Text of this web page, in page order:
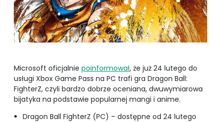
Microsoft oficjalnie poinformował, że już 24 lutego do
usługi Xbox Game Pass na PC trafi gra Dragon Ball:
FighterZ, czyli bardzo dobrze oceniana, dwuwymiarowa
bijatyka na podstawie popularnej mangi i anime.
Dragon Ball FighterZ (PC) – dostępne od 24 lutego